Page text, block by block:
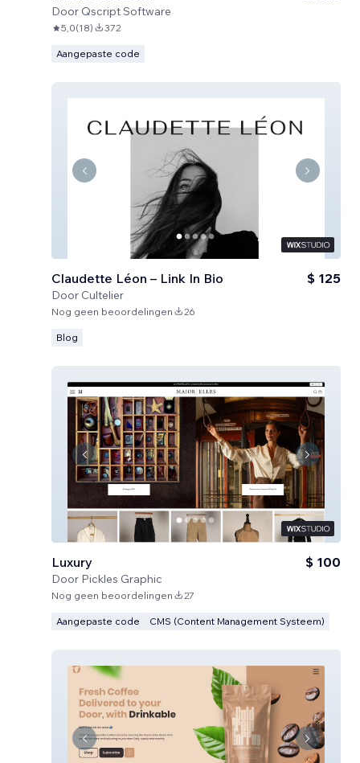
Door Qscript Software
5,0(18) 372
Aangepaste code
Claudette Léon – Link In Bio
Door Cultelier
$ 125
Nog geen beoordelingen 26
Blog
Luxury
Door Pickles Graphic
$ 100
Nog geen beoordelingen 27
Aangepaste code CMS (Content Management Systeem)